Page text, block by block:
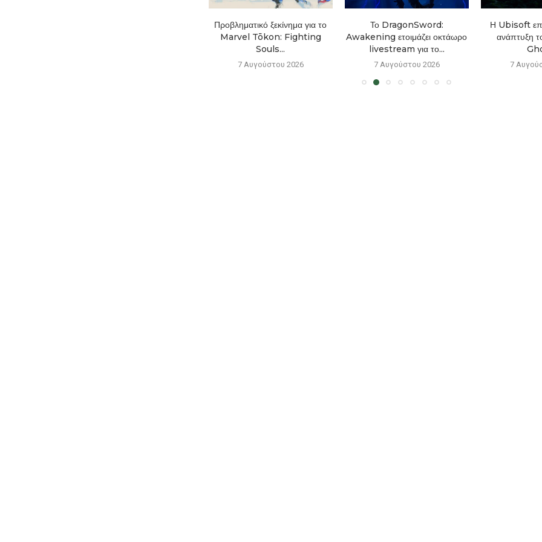
Προβληματικό ξεκίνημα για το
Marvel Tōkon: Fighting
Souls...
7 Αυγούστου 2026
Το DragonSword:
Awakening ετοιμάζει οκτάωρο
livestream για το...
7 Αυγούστου 2026
Η Ubisoft
ανάπτυξη
7